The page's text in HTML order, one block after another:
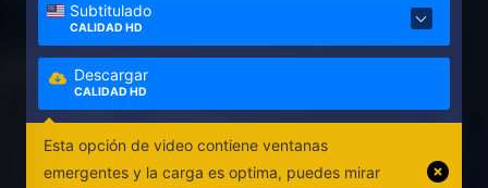
Subtitulado
CALIDAD HD
Descargar
CALIDAD HD
Esta opción de video contiene ventanas
emergentes y la carga es optima, puedes mirar